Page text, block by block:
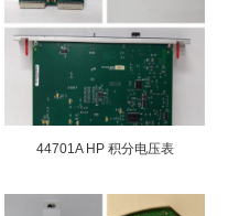
44701A HP 积分电压表